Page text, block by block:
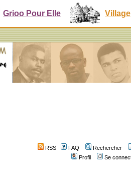
Grioo Pour Elle Village
RSS FAQ
Rechercher
Profil
Se